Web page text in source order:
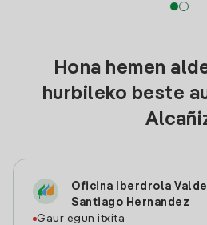
Hona hemen
hurbileko beste
Oficina Iberdrola
Santiago Hernandez
Gaur egun itxita